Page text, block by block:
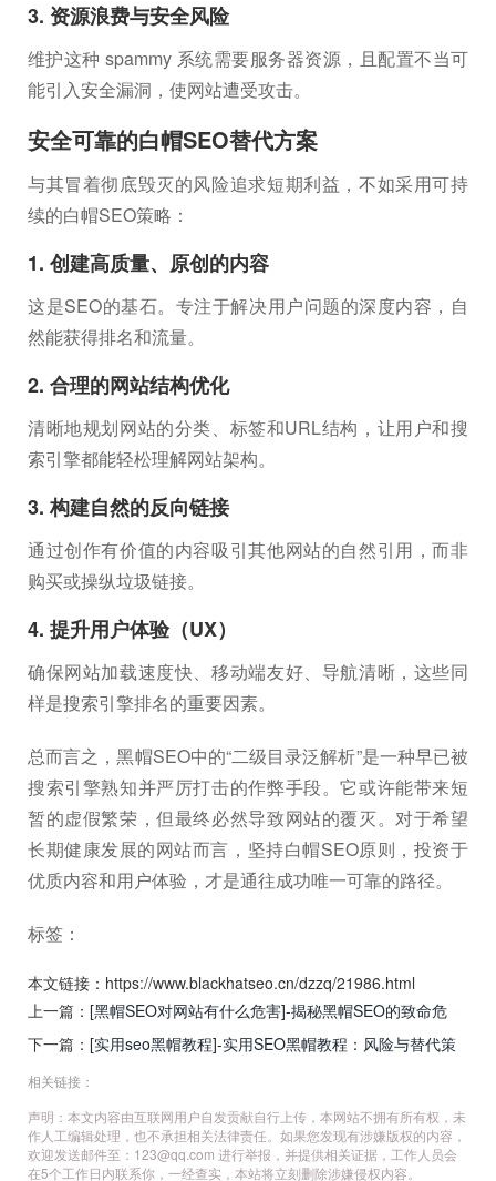
3. 资源浪费与安全风险
维护这种 spammy 系统需要服务器资源，且配置不当可
能引入安全漏洞，使网站遭受攻击。
安全可靠的白帽SEO替代方案
与其冒着彻底毁灭的风险追求短期利益，不如采用可持
续的白帽SEO策略：
1. 创建高质量、原创的内容
这是SEO的基石。专注于解决用户问题的深度内容，自
然能获得排名和流量。
2. 合理的网站结构优化
清晰地规划网站的分类、标签和URL结构，让用户和搜
索引擎都能轻松理解网站架构。
3. 构建自然的反向链接
通过创作有价值的内容吸引其他网站的自然引用，而非
购买或操纵垃圾链接。
4. 提升用户体验（UX）
确保网站加载速度快、移动端友好、导航清晰，这些同
样是搜索引擎排名的重要因素。
总而言之，黑帽SEO中的“二级目录泛解析”是一种早已被
搜索引擎熟知并严厉打击的作弊手段。它或许能带来短
暂的虚假繁荣，但最终必然导致网站的覆灭。对于希望
长期健康发展的网站而言，坚持白帽SEO原则，投资于
优质内容和用户体验，才是通往成功唯一可靠的路径。
标签：
本文链接：https://www.blackhatseo.cn/dzzq/21986.html
上一篇： [黑帽SEO对网站有什么危害]-揭秘黑帽SEO的致命危
害：你的网站正面临这些风险！
下一篇： [实用seo黑帽教程]-实用SEO黑帽教程：风险与替代策
略深度解析
相关链接：
声明：本文内容由互联网用户自发贡献自行上传，本网站不拥有所有权，未
作人工编辑处理，也不承担相关法律责任。如果您发现有涉嫌版权的内容，
欢迎发送邮件至： 123@qq.com 进行举报，并提供相关证据，工作人员会
在5个工作日内联系你，一经查实，本站将立刻删除涉嫌侵权内容。